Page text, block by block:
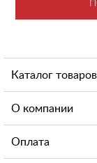
Каталог товаров
О компании
Оплата